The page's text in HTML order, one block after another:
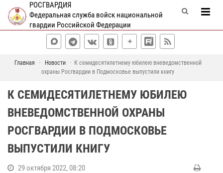
РОСГВАРДИЯ
Федеральная служба войск национальной
гвардии Российской Федерации
Главная Новости
К семидесятилетнему юбилею вневедомственной
охраны Росгвардии в Подмосковье выпустили книгу
К СЕМИДЕСЯТИЛЕТНЕМУ ЮБИЛЕЮ
ВНЕВЕДОМСТВЕННОЙ ОХРАНЫ
РОСГВАРДИИ В ПОДМОСКОВЬЕ
ВЫПУСТИЛИ КНИГУ
29 октября 2022, 08:20